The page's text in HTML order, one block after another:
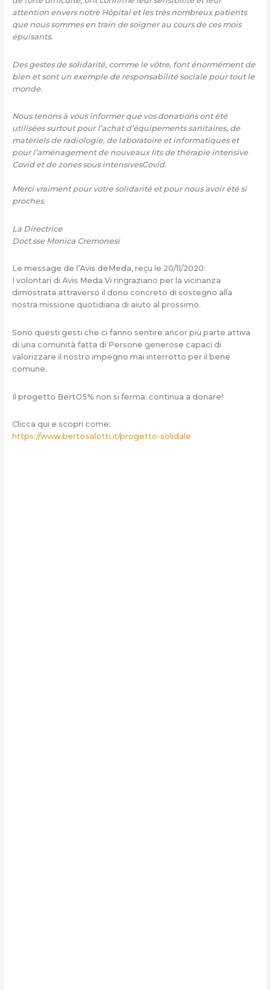
attention envers notre Hôpital et les très nombreux patients
que nous sommes en train de soigner au cours de ces mois
épuisants.
Des gestes de solidarité, comme le vôtre, font énormément de
bien et sont un exemple de responsabilité sociale pour tout le
monde.
Nous tenons à vous informer que vos donations ont été
utilisées surtout pour l’achat d’équipements sanitaires, de
matériels de radiologie, de laboratoire et informatiques et
pour l’aménagement de nouveaux lits de thérapie intensive
Covid et de zones sous intensivesCovid.
Merci vraiment pour votre solidarité et pour nous avoir été si
proches.
La Directrice
Doct.sse Monica Cremonesi
Le message de l’Avis deMeda, reçu le 20/11/2020:
I volontari di Avis Meda Vi ringraziano per la vicinanza
dimostrata attraverso il dono concreto di sostegno alla
nostra missione quotidiana di aiuto al prossimo.
Sono questi gesti che ci fanno sentire ancor più parte attiva
di una comunità fatta di Persone generose capaci di
valorizzare il nostro impegno mai interrotto per il bene
comune.
Il progetto BertO5% non si ferma: continua a donare!
Clicca qui e scopri come:
https://www.bertosalotti.it/progetto-solidale